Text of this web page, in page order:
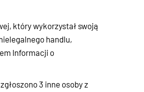
który wykorzystał swoją
handlu,
Informacji o
3 inne osoby z